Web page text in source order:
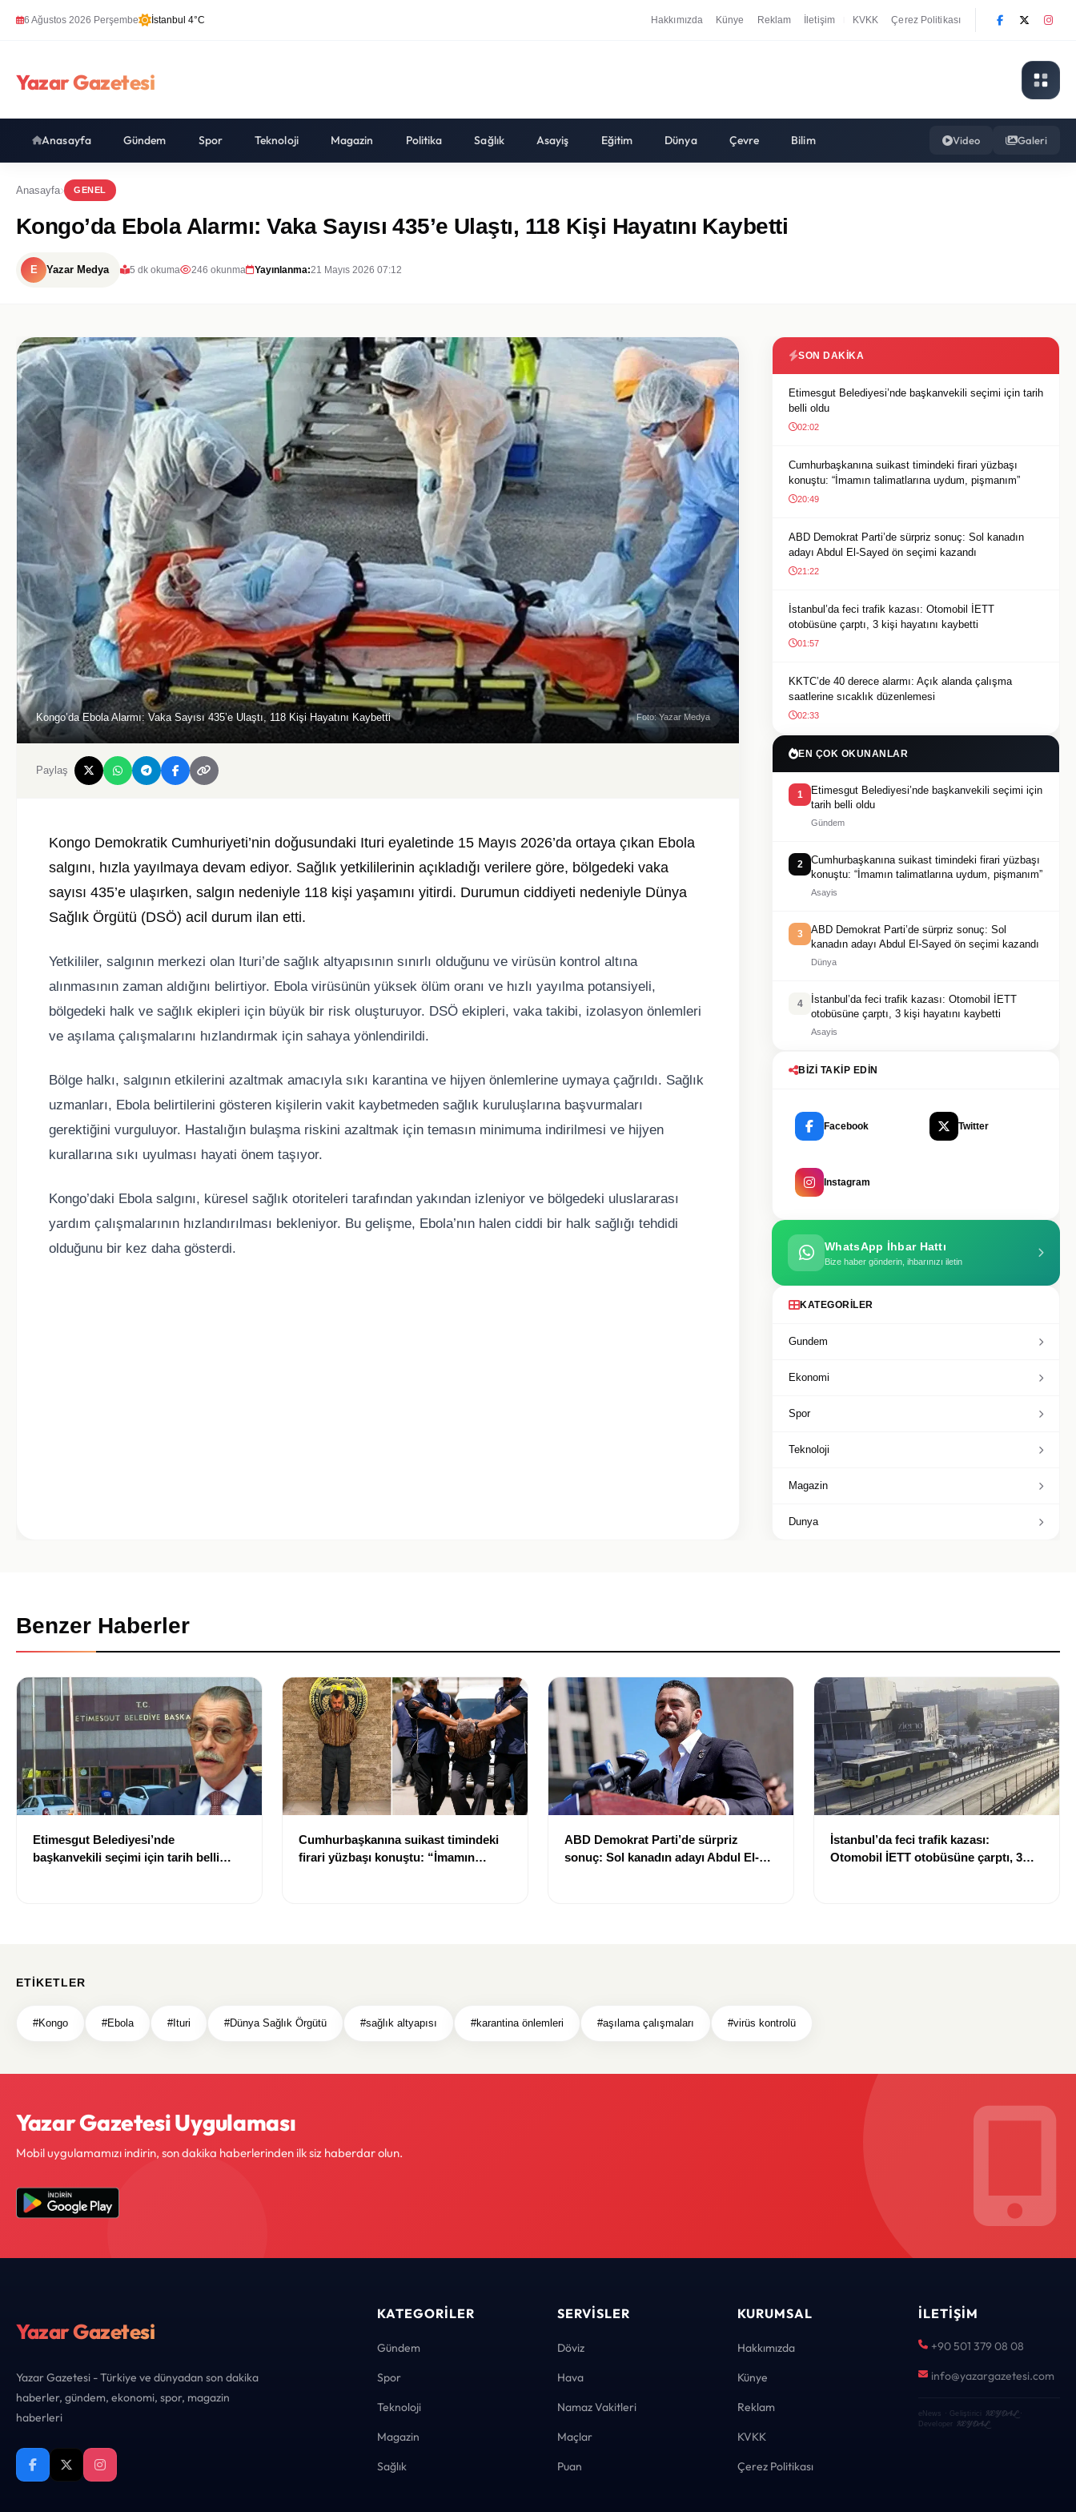
6 Ağustos 2026 Perşembe İstanbul 4°C Hakkımızda Künye Reklam İletişim KVKK Çerez Politikası
Yazar Gazetesi
Anasayfa Gündem Spor Teknoloji Magazin Politika Sağlık Asayiş Eğitim Dünya Çevre Bilim Video Galeri
Anasayfa GENEL
Kongo’da Ebola Alarmı: Vaka Sayısı 435’e Ulaştı, 118 Kişi Hayatını Kaybetti
E Yazar Medya 5 dk okuma 246 okunma Yayınlanma:21 Mayıs 2026 07:12
Kongo’da Ebola Alarmı: Vaka Sayısı 435’e Ulaştı, 118 Kişi Hayatını Kaybetti Foto: Yazar Medya
Paylaş
Kongo Demokratik Cumhuriyeti’nin doğusundaki Ituri eyaletinde 15 Mayıs 2026’da ortaya çıkan Ebola
salgını, hızla yayılmaya devam ediyor. Sağlık yetkililerinin açıkladığı verilere göre, bölgedeki vaka
sayısı 435’e ulaşırken, salgın nedeniyle 118 kişi yaşamını yitirdi. Durumun ciddiyeti nedeniyle Dünya
Sağlık Örgütü (DSÖ) acil durum ilan etti.
Yetkililer, salgının merkezi olan Ituri’de sağlık altyapısının sınırlı olduğunu ve virüsün kontrol altına
alınmasının zaman aldığını belirtiyor. Ebola virüsünün yüksek ölüm oranı ve hızlı yayılma potansiyeli,
bölgedeki halk ve sağlık ekipleri için büyük bir risk oluşturuyor. DSÖ ekipleri, vaka takibi, izolasyon önlemleri
ve aşılama çalışmalarını hızlandırmak için sahaya yönlendirildi.
Bölge halkı, salgının etkilerini azaltmak amacıyla sıkı karantina ve hijyen önlemlerine uymaya çağrıldı. Sağlık
uzmanları, Ebola belirtilerini gösteren kişilerin vakit kaybetmeden sağlık kuruluşlarına başvurmaları
gerektiğini vurguluyor. Hastalığın bulaşma riskini azaltmak için temasın minimuma indirilmesi ve hijyen
kurallarına sıkı uyulması hayati önem taşıyor.
Kongo’daki Ebola salgını, küresel sağlık otoriteleri tarafından yakından izleniyor ve bölgedeki uluslararası
yardım çalışmalarının hızlandırılması bekleniyor. Bu gelişme, Ebola’nın halen ciddi bir halk sağlığı tehdidi
olduğunu bir kez daha gösterdi.
SON DAKIKA
Etimesgut Belediyesi’nde başkanvekili seçimi için tarih
belli oldu
02:02
Cumhurbaşkanına suikast timindeki firari yüzbaşı
konuştu: “İmamın talimatlarına uydum, pişmanım”
20:49
ABD Demokrat Parti’de sürpriz sonuç: Sol kanadın
adayı Abdul El-Sayed ön seçimi kazandı
21:22
İstanbul’da feci trafik kazası: Otomobil İETT
otobüsüne çarptı, 3 kişi hayatını kaybetti
01:57
KKTC’de 40 derece alarmı: Açık alanda çalışma
saatlerine sıcaklık düzenlemesi
02:33
EN ÇOK OKUNANLAR
1
Etimesgut Belediyesi’nde başkanvekili seçimi için
tarih belli oldu
Gündem
2
Cumhurbaşkanına suikast timindeki firari yüzbaşı
konuştu: “İmamın talimatlarına uydum, pişmanım”
Asayis
3
ABD Demokrat Parti’de sürpriz sonuç: Sol
kanadın adayı Abdul El-Sayed ön seçimi kazandı
Dünya
4
İstanbul’da feci trafik kazası: Otomobil İETT
otobüsüne çarptı, 3 kişi hayatını kaybetti
Asayis
BIZI TAKIP EDIN
Facebook Twitter
Instagram
WhatsApp İhbar Hattı
Bize haber gönderin, ihbarınızı iletin
KATEGORILER
Gundem
Ekonomi
Spor
Teknoloji
Magazin
Dunya
Benzer Haberler
Etimesgut Belediyesi’nde
başkanvekili seçimi için tarih belli
Cumhurbaşkanına suikast timindeki
firari yüzbaşı konuştu: “İmamın
ABD Demokrat Parti’de sürpriz
sonuç: Sol kanadın adayı Abdul El-
İstanbul’da feci trafik kazası:
Otomobil İETT otobüsüne çarptı, 3
ETIKETLER
#Kongo #Ebola #Ituri #Dünya Sağlık Örgütü #sağlık altyapısı #karantina önlemleri #aşılama çalışmaları #virüs kontrolü
Yazar Gazetesi Uygulaması
Mobil uygulamamızı indirin, son dakika haberlerinden ilk siz haberdar olun.
Yazar Gazetesi
Yazar Gazetesi - Türkiye ve dünyadan son dakika
haberler, gündem, ekonomi, spor, magazin
haberleri
KATEGORILER
Gündem
Spor
Teknoloji
Magazin
Sağlık
SERVISLER
Döviz
Hava
Namaz Vakitleri
Maçlar
Puan
KURUMSAL
Hakkımızda
Künye
Reklam
KVKK
Çerez Politikası
İLETIŞIM
+90 501 379 08 08
info@yazargazetesi.com
eNews · Geliştirici KEYDAL·
Developer KEYDAL